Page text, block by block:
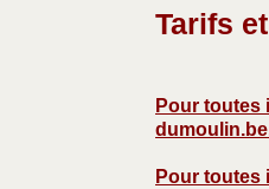
Tarifs
Pour toutes
dumoulin.be
Pour toutes